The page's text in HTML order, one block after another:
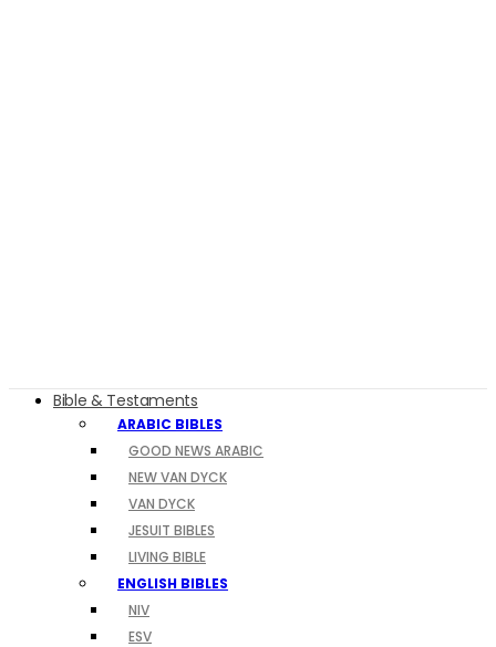
Bible & Testaments
ARABIC BIBLES
GOOD NEWS ARABIC
NEW VAN DYCK
VAN DYCK
JESUIT BIBLES
LIVING BIBLE
ENGLISH BIBLES
NIV
ESV